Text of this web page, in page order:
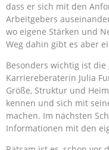
dass er sich mit den
Arbeitgebers
wo eigene Stärken und
Weg dahin gibt es aber
Besonders wichtig ist
Karriereberaterin Julia
Größe, Struktur und
kennen und sich mit
machen. Im nächsten
Informationen mit den